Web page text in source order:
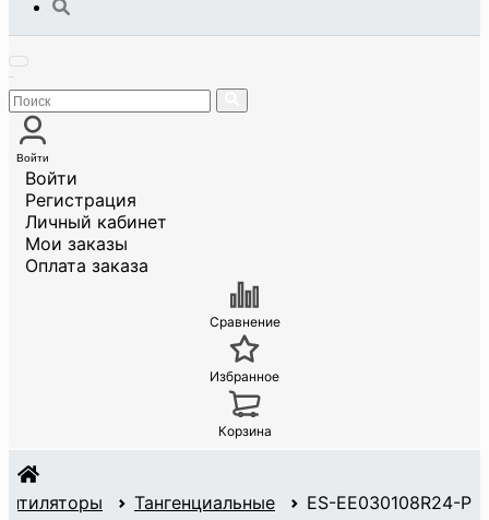
Войти
Войти
Регистрация
Личный кабинет
Мои заказы
Оплата заказа
Сравнение
Избранное
Корзина
Тангенциальные ES-EE030108R24-P